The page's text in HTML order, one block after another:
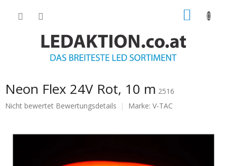
Neon Flex 24V Rot, 10 m 2516
Die
Nicht bewertet Bewertungsdetails Marke: V-TAC